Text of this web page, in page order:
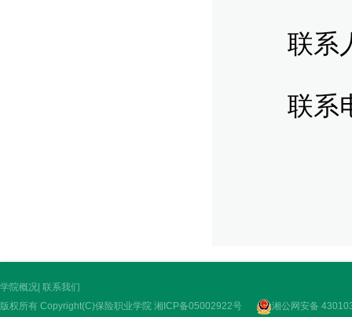
联系人
联系电
学院概况 联系我们
版权所有 Copyright(C)保险职业学院 湘ICP备05002922号
湘公网安备